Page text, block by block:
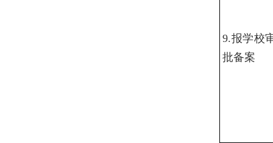
9.报学校
批备案